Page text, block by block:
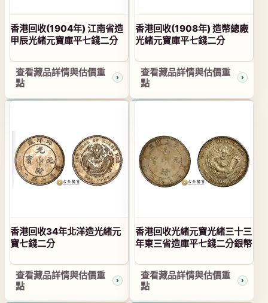
香港回收(1904年) 江南省造
甲辰光緒元寶庫平七錢二分
查看藏品詳情與估價重
點
香港回收(1908年) 造幣總廠
光緒元寶庫平七錢二分
查看藏品詳情與估價重
點
香港回收34年北洋造光緒元
寶七錢二分
查看藏品詳情與估價重
點
香港回收光緒元寶光緒三十三
年東三省造庫平七錢二分銀幣
查看藏品詳情與估價重
點